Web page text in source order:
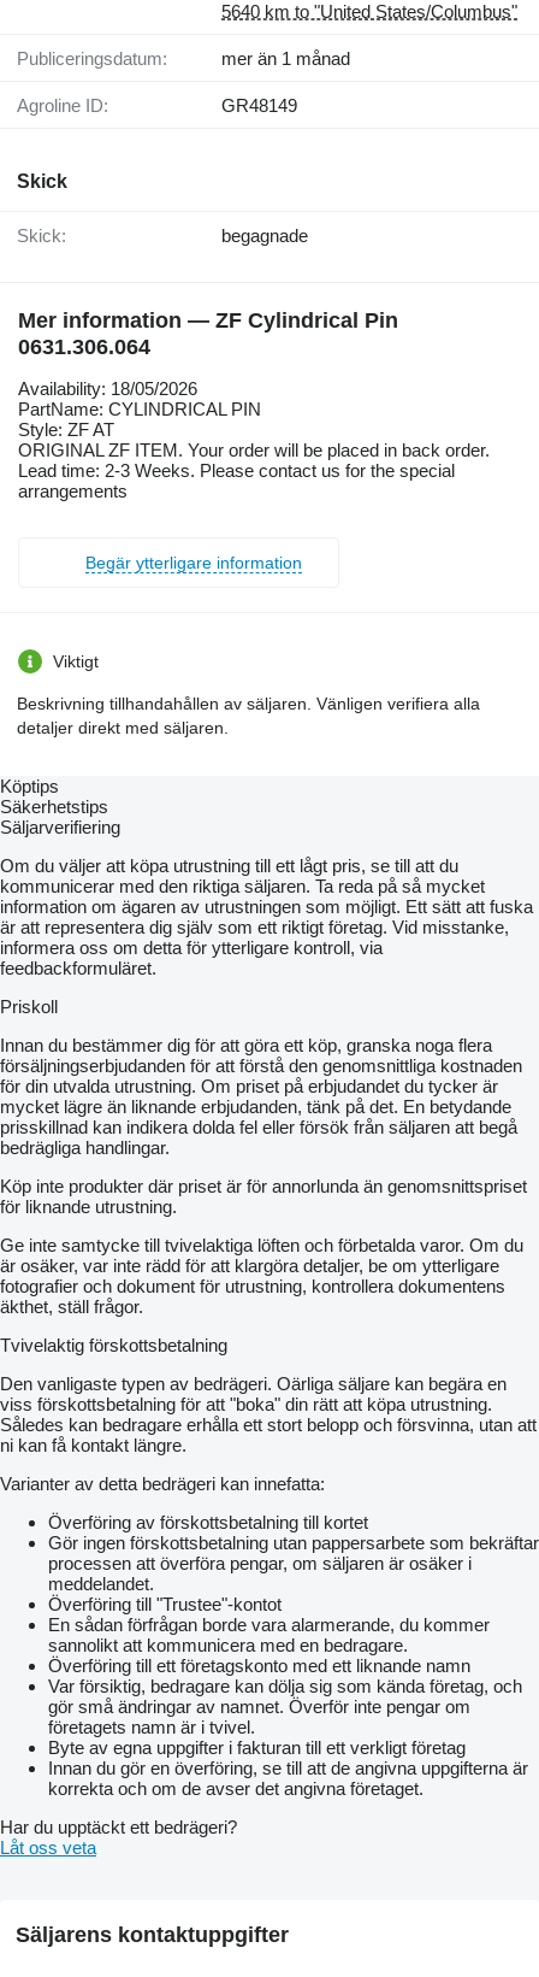
5640 km to "United States/Columbus"
Publiceringsdatum: mer än 1 månad
Agroline ID: GR48149
Skick
Skick: begagnade
Mer information — ZF Cylindrical Pin
0631.306.064
Availability: 18/05/2026
PartName: CYLINDRICAL PIN
Style: ZF AT
ORIGINAL ZF ITEM. Your order will be placed in back order.
Lead time: 2-3 Weeks. Please contact us for the special
arrangements
Begär ytterligare information
Viktigt
Beskrivning tillhandahållen av säljaren. Vänligen verifiera alla
detaljer direkt med säljaren.
Köptips
Säkerhetstips
Säljarverifiering
Om du väljer att köpa utrustning till ett lågt pris, se till att du
kommunicerar med den riktiga säljaren. Ta reda på så mycket
information om ägaren av utrustningen som möjligt. Ett sätt att fuska
är att representera dig själv som ett riktigt företag. Vid misstanke,
informera oss om detta för ytterligare kontroll, via
feedbackformuläret.
Priskoll
Innan du bestämmer dig för att göra ett köp, granska noga flera
försäljningserbjudanden för att förstå den genomsnittliga kostnaden
för din utvalda utrustning. Om priset på erbjudandet du tycker är
mycket lägre än liknande erbjudanden, tänk på det. En betydande
prisskillnad kan indikera dolda fel eller försök från säljaren att begå
bedrägliga handlingar.
Köp inte produkter där priset är för annorlunda än genomsnittspriset
för liknande utrustning.
Ge inte samtycke till tvivelaktiga löften och förbetalda varor. Om du
är osäker, var inte rädd för att klargöra detaljer, be om ytterligare
fotografier och dokument för utrustning, kontrollera dokumentens
äkthet, ställ frågor.
Tvivelaktig förskottsbetalning
Den vanligaste typen av bedrägeri. Oärliga säljare kan begära en
viss förskottsbetalning för att "boka" din rätt att köpa utrustning.
Således kan bedragare erhålla ett stort belopp och försvinna, utan att
ni kan få kontakt längre.
Varianter av detta bedrägeri kan innefatta:
Överföring av förskottsbetalning till kortet
Gör ingen förskottsbetalning utan pappersarbete som bekräftar
processen att överföra pengar, om säljaren är osäker i
meddelandet.
Överföring till "Trustee"-kontot
En sådan förfrågan borde vara alarmerande, du kommer
sannolikt att kommunicera med en bedragare.
Överföring till ett företagskonto med ett liknande namn
Var försiktig, bedragare kan dölja sig som kända företag, och
gör små ändringar av namnet. Överför inte pengar om
företagets namn är i tvivel.
Byte av egna uppgifter i fakturan till ett verkligt företag
Innan du gör en överföring, se till att de angivna uppgifterna är
korrekta och om de avser det angivna företaget.
Har du upptäckt ett bedrägeri?
Låt oss veta
Säljarens kontaktuppgifter